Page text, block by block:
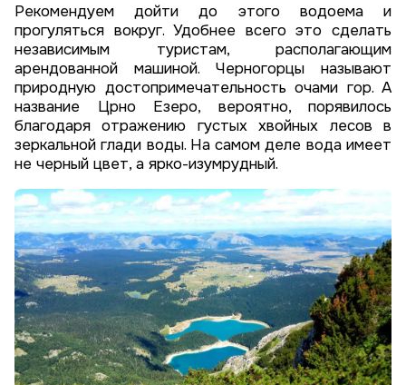
Рекомендуем дойти до этого водоема и
прогуляться вокруг. Удобнее всего это сделать
независимым туристам, располагающим
арендованной машиной. Черногорцы называют
природную достопримечательность очами гор. А
название Црно Езеро, вероятно, порявилось
благодаря отражению густых хвойных лесов в
зеркальной глади воды. На самом деле вода имеет
не черный цвет, а ярко-изумрудный.